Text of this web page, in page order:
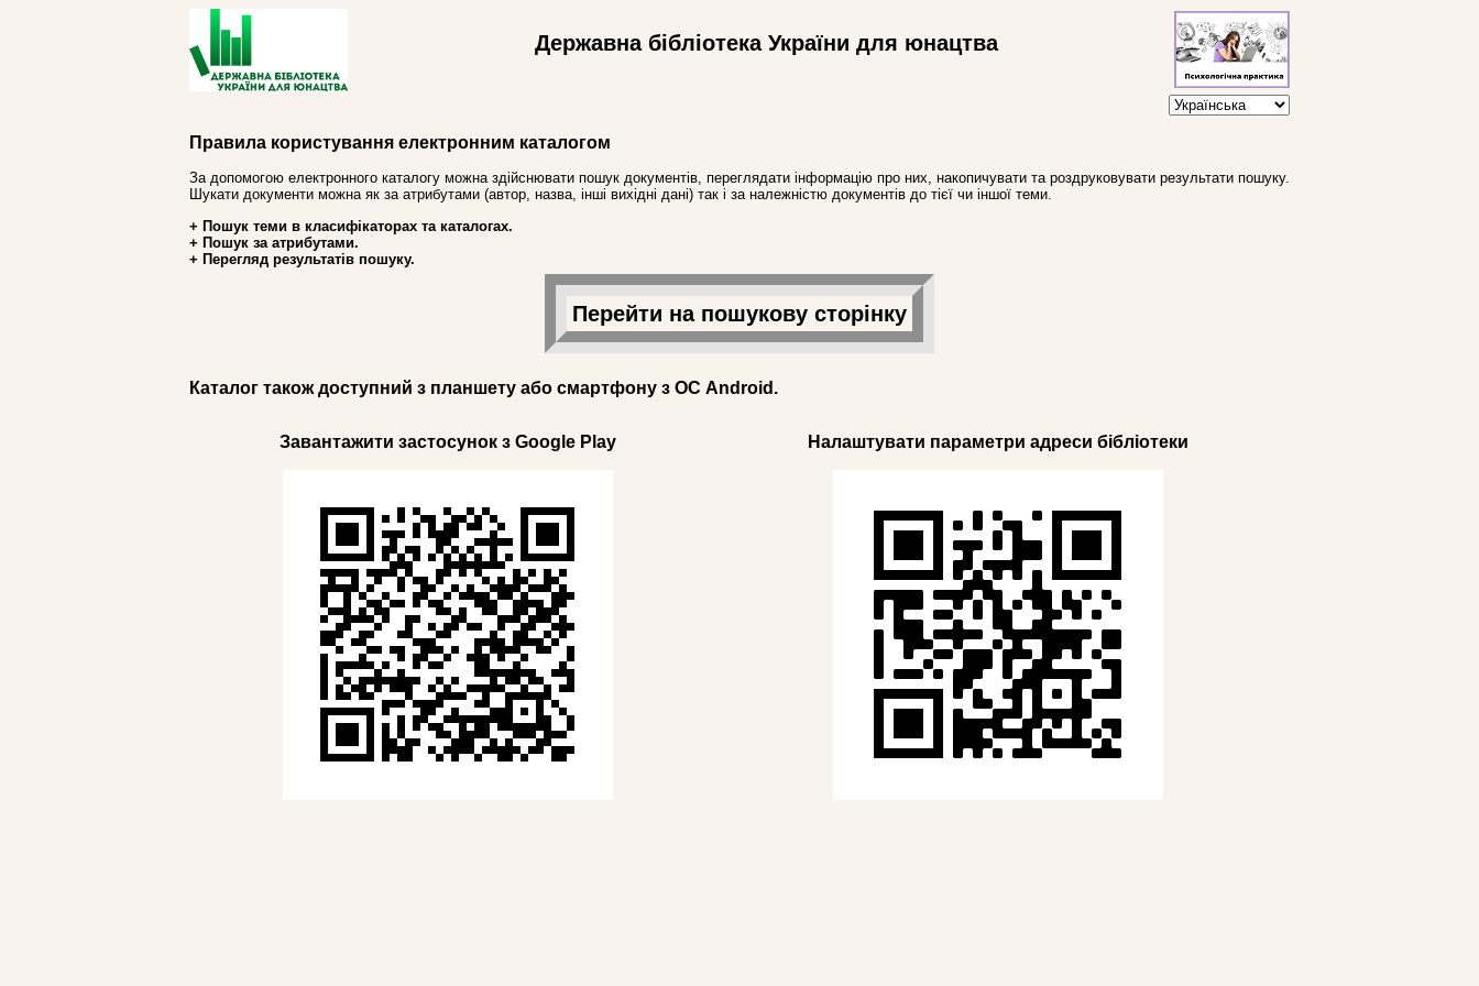
Державна бібліотека України для юнацтва
Правила користування електронним каталогом
За допомогою електронного каталогу можна здійснювати пошук документів, переглядати інформацію про них, накопичувати та роздруковувати результати пошуку.
Шукати документи можна як за атрибутами (автор, назва, інші вихідні дані) так і за належністю документів до тієї чи іншої теми.
+ Пошук теми в класифікаторах та каталогах.
+ Пошук за атрибутами.
+ Перегляд результатів пошуку.
Перейти на пошукову сторінку
Каталог також доступний з планшету або смартфону з ОС Android.
Завантажити застосунок з Google Play Налаштувати параметри адреси бібліотеки